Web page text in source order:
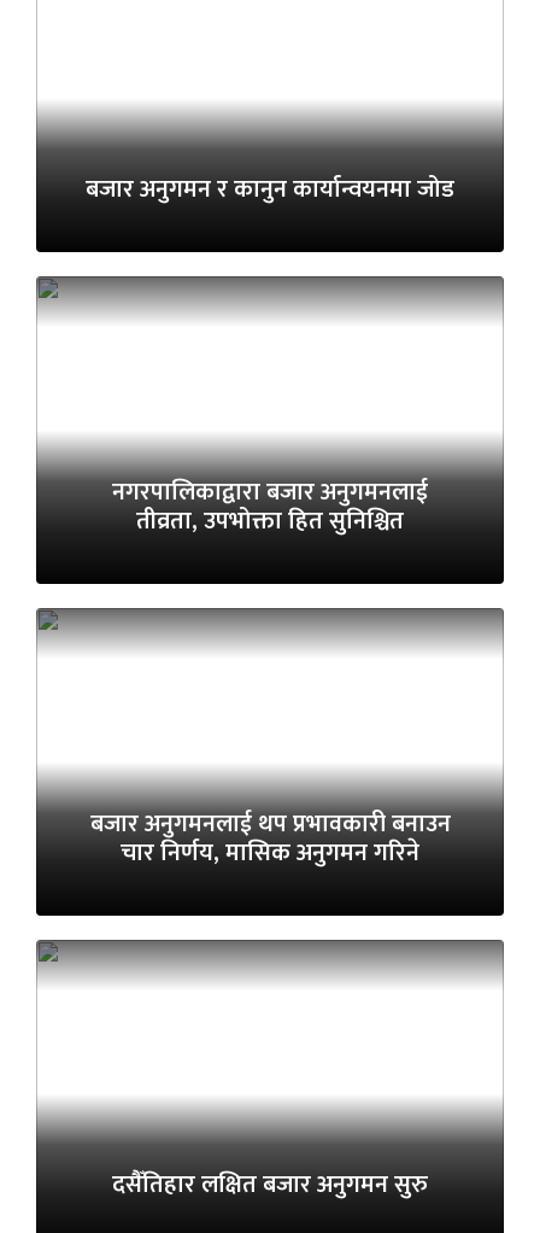
बजार अनुगमन र कानुन कार्यान्वयनमा जोड
नगरपालिकाद्वारा बजार अनुगमनलाई
तीव्रता, उपभोक्ता हित सुनिश्चित
बजार अनुगमनलाई थप प्रभावकारी बनाउन
चार निर्णय, मासिक अनुगमन गरिने
दसैँतिहार लक्षित बजार अनुगमन सुरु